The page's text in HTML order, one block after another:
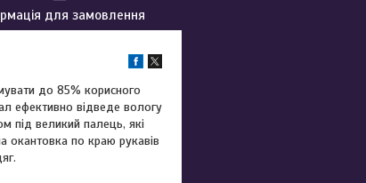
для замовлення
до 85% корисного
ефективно відведе вологу
під великий палець, які
окантовка по краю рукавів